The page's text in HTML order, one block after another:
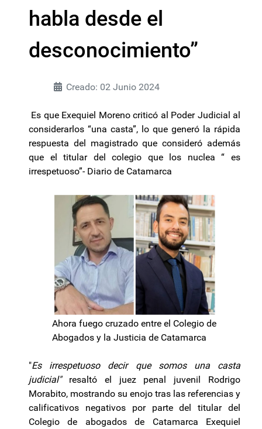
habla desde el
desconocimiento”
Creado: 02 Junio 2024
Es que Exequiel Moreno criticó al Poder Judicial al
considerarlos “una casta”, lo que generó la rápida
respuesta del magistrado que consideró además
que el titular del colegio que los nuclea “ es
irrespetuoso”- Diario de Catamarca
Ahora fuego cruzado entre el Colegio de
Abogados y la Justicia de Catamarca
"Es irrespetuoso decir que somos una casta
judicial" resaltó el juez penal juvenil Rodrigo
Morabito, mostrando su enojo tras las referencias y
calificativos negativos por parte del titular del
Colegio de abogados de Catamarca Exequiel